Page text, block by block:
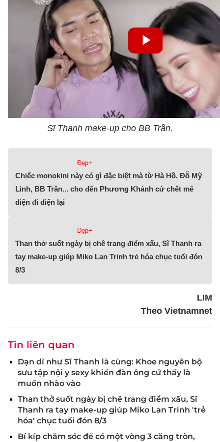
Sĩ Thanh make-up cho BB Trần.
Đẹp+
Chiếc monokini này có gì đặc biệt mà từ Hà Hồ, Đỗ Mỹ
Linh, BB Trần... cho đến Phương Khánh cứ chết mê
diện đi diện lại
Đẹp+
Than thở suốt ngày bị chê trang điểm xấu, Sĩ Thanh ra
tay make-up giúp Miko Lan Trinh trẻ hóa chục tuổi đón
8/3
LIM
Theo Vietnamnet
Tin liên quan
Dạn dĩ như Sĩ Thanh là cùng: Khoe nguyên bộ
sưu tập nội y sexy khiến đàn ông cứ thấy là
muốn nhào vào
Than thở suốt ngày bị chê trang điểm xấu, Sĩ
Thanh ra tay make-up giúp Miko Lan Trinh 'trẻ
hóa' chục tuổi đón 8/3
Bí kíp chăm sóc để có một vòng 3 căng tròn,